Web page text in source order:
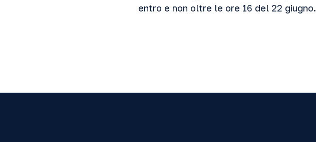
entro e non oltre le ore 16 del 22 giugno.